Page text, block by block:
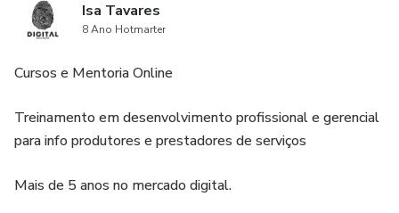
Isa Tavares
8 Ano Hotmarter
Cursos e Mentoria Online
Treinamento em desenvolvimento profissional e gerencial
para info produtores e prestadores de serviços
Mais de 5 anos no mercado digital.